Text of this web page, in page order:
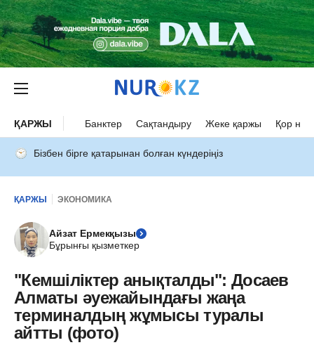
ҚАРЖЫ Банктер Сақтандыру Жеке қаржы Қор
Бізбен бірге қатарынан болған күндеріңіз
ҚАРЖЫ ЭКОНОМИКА
Айзат Ермекқызы
Бұрынғы қызметкер
"Кемшіліктер анықталды": Досаев
Алматы әуежайындағы жаңа
терминалдың жұмысы туралы
айтты (фото)